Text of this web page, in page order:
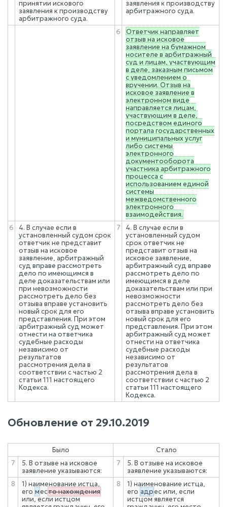
принятии искового
заявления к производству
арбитражного суда.
заявления к производству
арбитражного суда.
6
Ответчик направляет
отзыв на исковое
заявление на бумажном
носителе в арбитражный
суд и лицам, участвующим
в деле, заказным письмом
с уведомлением о
вручении. Отзыв на
исковое заявление в
электронном виде
направляется лицам,
участвующим в деле,
посредством единого
портала государственных
и муниципальных услуг
либо системы
электронного
документооборота
участника арбитражного
процесса с
использованием единой
системы
межведомственного
электронного
взаимодействия.
6
4. В случае если в
установленный судом срок
ответчик не представит
отзыв на исковое
заявление, арбитражный
суд вправе рассмотреть
дело по имеющимся в
деле доказательствам или
при невозможности
рассмотреть дело без
отзыва вправе установить
новый срок для его
представления. При этом
арбитражный суд может
отнести на ответчика
судебные расходы
независимо от
результатов
рассмотрения дела в
соответствии с частью 2
статьи 111 настоящего
Кодекса.
7
4. В случае если в
установленный судом
срок ответчик не
представит отзыв на
исковое заявление,
арбитражный суд вправе
рассмотреть дело по
имеющимся в деле
доказательствам или при
невозможности
рассмотреть дело без
отзыва вправе установить
новый срок для его
представления. При этом
арбитражный суд может
отнести на ответчика
судебные расходы
независимо от
результатов
рассмотрения дела в
соответствии с частью 2
статьи 111 настоящего
Кодекса.
Обновление от 29.10.2019
Было
Стало
7
5. В отзыве на исковое
заявление указываются:
7
5. В отзыве на исковое
заявление указываются:
8
1) наименование истца,
его место нахождения
или, если истцом
8
1) наименование истца,
его адрес или, если
истцом является